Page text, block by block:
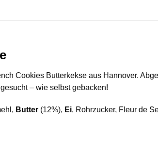
Cookies Butterkekse aus Hannover.
– wie selbst gebacken!
Butter (12%), Ei, Rohrzucker, Fleur de